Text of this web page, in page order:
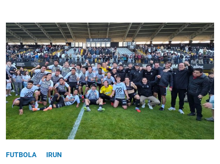
FUTBOLA IRUN